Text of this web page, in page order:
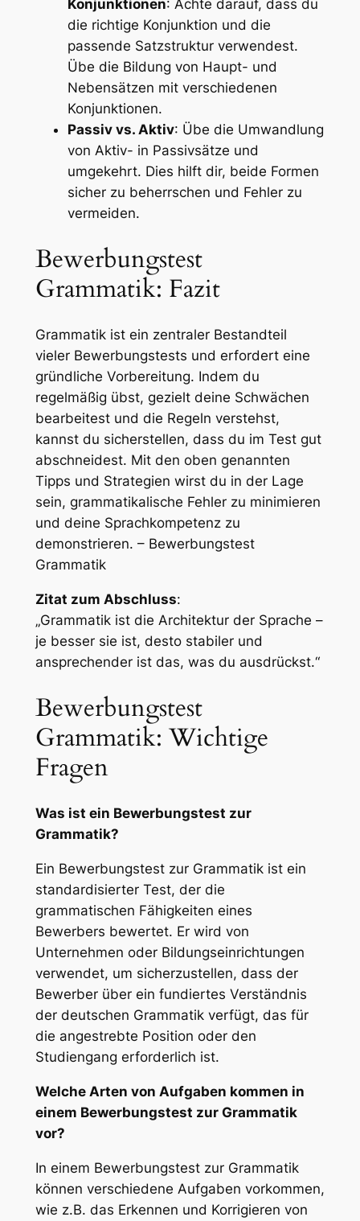
Konjunktionen: Achte darauf, dass du
die richtige Konjunktion und die
passende Satzstruktur verwendest.
Übe die Bildung von Haupt- und
Nebensätzen mit verschiedenen
Konjunktionen.
Passiv vs. Aktiv: Übe die Umwandlung
von Aktiv- in Passivsätze und
umgekehrt. Dies hilft dir, beide Formen
sicher zu beherrschen und Fehler zu
vermeiden.
Bewerbungstest
Grammatik: Fazit
Grammatik ist ein zentraler Bestandteil
vieler Bewerbungstests und erfordert eine
gründliche Vorbereitung. Indem du
regelmäßig übst, gezielt deine Schwächen
bearbeitest und die Regeln verstehst,
kannst du sicherstellen, dass du im Test gut
abschneidest. Mit den oben genannten
Tipps und Strategien wirst du in der Lage
sein, grammatikalische Fehler zu minimieren
und deine Sprachkompetenz zu
demonstrieren. – Bewerbungstest
Grammatik
Zitat zum Abschluss:
„Grammatik ist die Architektur der Sprache –
je besser sie ist, desto stabiler und
ansprechender ist das, was du ausdrückst.“
Bewerbungstest
Grammatik: Wichtige
Fragen
Was ist ein Bewerbungstest zur
Grammatik?
Ein Bewerbungstest zur Grammatik ist ein
standardisierter Test, der die
grammatischen Fähigkeiten eines
Bewerbers bewertet. Er wird von
Unternehmen oder Bildungseinrichtungen
verwendet, um sicherzustellen, dass der
Bewerber über ein fundiertes Verständnis
der deutschen Grammatik verfügt, das für
die angestrebte Position oder den
Studiengang erforderlich ist.
Welche Arten von Aufgaben kommen in
einem Bewerbungstest zur Grammatik
vor?
In einem Bewerbungstest zur Grammatik
können verschiedene Aufgaben vorkommen,
wie z.B. das Erkennen und Korrigieren von